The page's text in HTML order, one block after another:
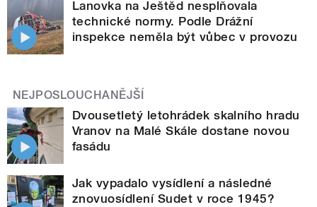
Lanovka na Ještěd nesplňovala
technické normy. Podle Drážní
inspekce neměla být vůbec v provozu
NEJPOSLOUCHANĚJŠÍ
Dvousetletý letohrádek skalního hradu
Vranov na Malé Skále dostane novou
fasádu
Jak vypadalo vysídlení a následné
znovuosídlení Sudet v roce 1945?